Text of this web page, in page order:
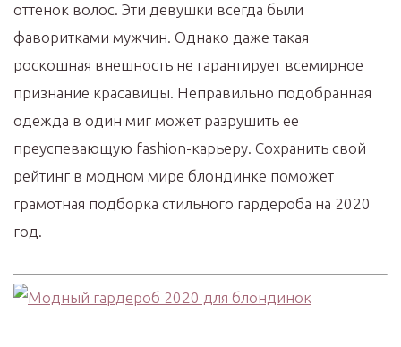
оттенок волос. Эти девушки всегда были
фаворитками мужчин. Однако даже такая
роскошная внешность не гарантирует всемирное
признание красавицы. Неправильно подобранная
одежда в один миг может разрушить ее
преуспевающую fashion-карьеру. Сохранить свой
рейтинг в модном мире блондинке поможет
грамотная подборка стильного гардероба на 2020
год.